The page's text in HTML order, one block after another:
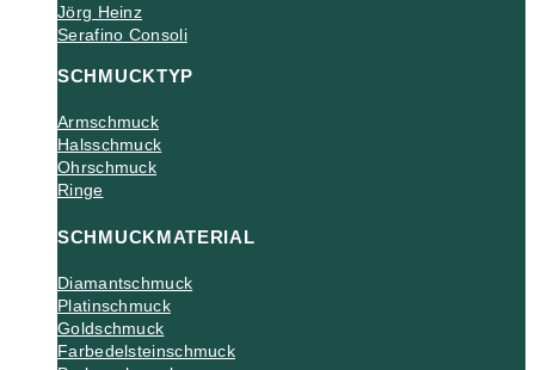
Jörg Heinz
Serafino Consoli
SCHMUCKTYP
Armschmuck
Halsschmuck
Ohrschmuck
Ringe
SCHMUCKMATERIAL
Diamantschmuck
Platinschmuck
Goldschmuck
Farbedelsteinschmuck